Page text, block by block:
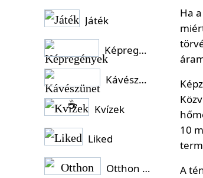
Ha
10
A
Játék
Képregények
Kávészünet ☕
Kvízek
Liked
Otthon és Kert